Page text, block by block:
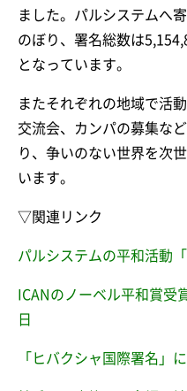
ました。パルシステムへ
のぼり、署名総数は
となっています。
またそれぞれの地域で活
交流会、カンパの募集な
り、争いのない世界を次
います。
▽関連リンク
パルシステムの平和活動
ICANのノーベル平和賞
日
「ヒバクシャ国際署名」